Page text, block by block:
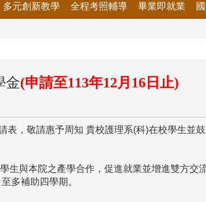
多元創新教學 全程考照輔導 畢業即就業
金(申請至113年12月16日止)
敬請惠予周知 貴校護理系(科)在校學生並鼓
與本院之產學合作，促進就業並增進雙方交
多補助四學期。